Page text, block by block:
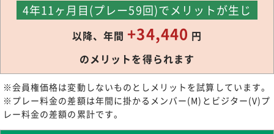
4年11ヶ月目(プレー59回)でメリットが生じ
以降、年間 +34,440 円
のメリットを得られます
※会員権価格は変動しないものとしメリットを試算しています。
※プレー料金の差額は年間に掛かるメンバー(M)とビジター(V)プ
レー料金の差額の累計です。